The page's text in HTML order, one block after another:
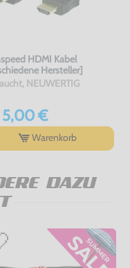
HDMI Kabel
Hersteller]
NEUWERTIG
€
Warenkorb
DAZU